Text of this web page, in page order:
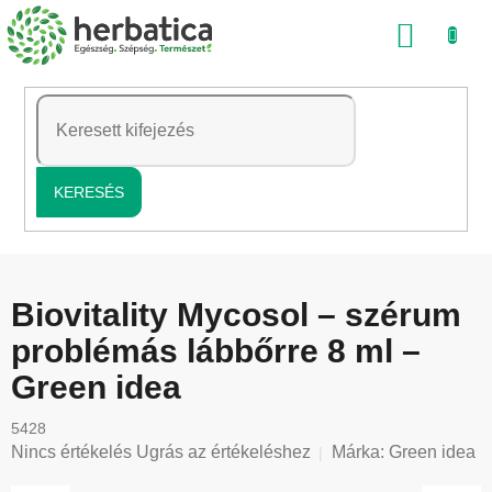
Ugrás
a
tartalomhoz
KERESÉS
Biovitality Mycosol – szérum
problémás lábbőrre 8 ml –
Green idea
5428
A
Nincs értékelés Ugrás az értékeléshez Márka: Green idea